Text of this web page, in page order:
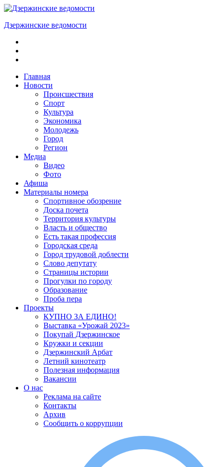
Skip
content
Дзержинские ведомости
ОБЩЕСТВЕННО-
ПОЛИТИЧЕСКАЯ
ГАЗЕТАГлавная
Новости
Происшествия
Спорт
Культура
Экономика
Молодежь
Город
Регион
Медиа
Видео
Фото
Афиша
Материалы номера
Спортивное обозрение
Доска почета
Территория культуры
Власть и общество
Есть такая профессия
Городская среда
Город трудовой доблести
Слово депутату
Страницы истории
Прогулки по городу
Образование
Проба пера
Проекты
КУПНО ЗА ЕДИНО!
Выставка «Урожай 2023»
Покупай Дзержинское
Кружки и секции
Дзержинский Арбат
Летний кинотеатр
Полезная информация
Вакансии
О нас
Реклама на сайте
Контакты
Архив
Сообщить о коррупции